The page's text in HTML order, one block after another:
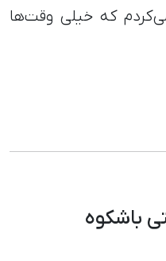
که خیلی وقت‌ها
باشکوه